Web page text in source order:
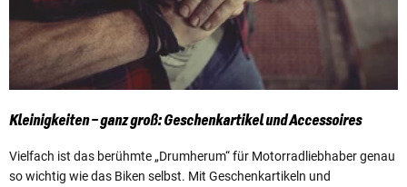
Kleinigkeiten – ganz groß: Geschenkartikel und Accessoires
Vielfach ist das berühmte „Drumherum“ für Motorradliebhaber genau
so wichtig wie das Biken selbst. Mit Geschenkartikeln und